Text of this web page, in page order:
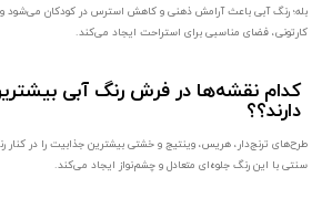
بله؛ رنگ آبی باعث آرامش ذهنی و کاهش استرس در کودکان می‌شود و
کارتونی، فضای مناسبی برای استراحت ایجاد می‌کند.
کدام نقشه‌ها در فرش رنگ آبی
دارند؟؟
طرح‌های ترنج‌دار، هریس، وینتیج و خشتی بیشترین جذابیت را در کنار
سنتی با این رنگ جلوه‌ای متعادل و چشم‌نواز ایجاد می‌کند.